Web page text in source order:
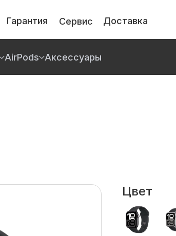
Доставка
Сервис
Гарантия
AirPods Аксессуары
Цвет